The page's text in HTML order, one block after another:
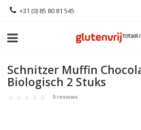
+31 (0) 85 80 81 545
Schnitzer Muffin
Biologisch 2 Stuks
0 reviews